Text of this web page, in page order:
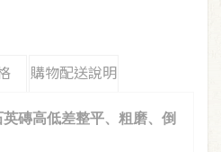
購物配送說明
磚高低差整平、粗磨、倒